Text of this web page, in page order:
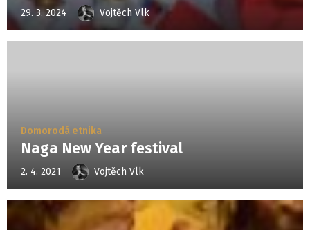
29. 3. 2024 Vojtěch Vlk
Domorodá etnika
Naga New Year festival
2. 4. 2021 Vojtěch Vlk